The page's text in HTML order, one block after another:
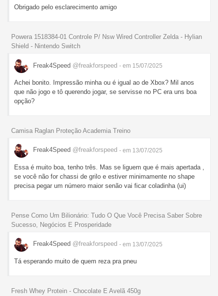
Obrigado pelo esclarecimento amigo
Powera 1518384-01 Controle P/ Nsw Wired Controller Zelda - Hylian
Shield - Nintendo Switch
Freak4Speed @freakforspeed - em 15/07/2025
Achei bonito. Impressão minha ou é igual ao de Xbox? Mil anos
que não jogo e tô querendo jogar, se servisse no PC era uns boa
opção?
Camisa Raglan Proteção Academia Treino
Freak4Speed @freakforspeed - em 13/07/2025
Essa é muito boa, tenho três. Mas se liguem que é mais apertada ,
se você não for chassi de grilo e estiver minimamente no shape
precisa pegar um número maior senão vai ficar coladinha (ui)
Pense Como Um Bilionário: Tudo O Que Você Precisa Saber Sobre
Sucesso, Negócios E Prosperidade
Freak4Speed @freakforspeed - em 13/07/2025
Tá esperando muito de quem reza pra pneu
Fresh Whey Protein - Chocolate E Avelã 450g